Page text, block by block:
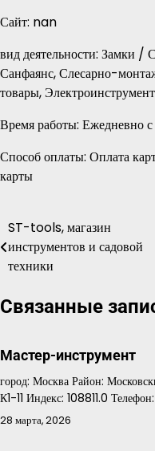
Сайт: nan
вид деятельности: Замки /
Санфаянс, Слесарно-
товары, Электроинструмент
Время работы: Ежедневно
Способ оплаты: Оплата
карты
Навигация
по
ST-tools, магазин
инструментов и садовой
техники
Связанные
Мастер-инструмент
город: Москва Район:
К1-11 Индекс: 108811.0
28 марта, 2026